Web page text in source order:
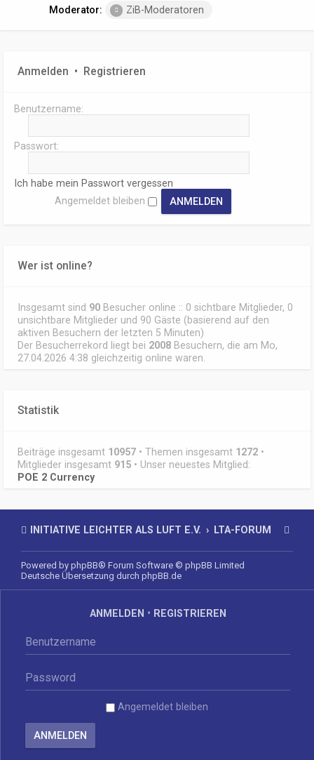
Moderator: ZiB-Moderatoren
Anmelden • Registrieren
Benutzername:
Passwort:
Ich habe mein Passwort vergessen
Angemeldet bleiben
Wer ist online?
Insgesamt sind 90 Besucher online :: 0 sichtbare Mitglieder, 0
unsichtbare Mitglieder und 90 Gäste (basierend auf den
aktiven Besuchern der letzten 5 Minuten)
Der Besucherrekord liegt bei 2008 Besuchern, die am Mo,
27.04.2026 4:38 gleichzeitig online waren.
Statistik
Beiträge insgesamt 10957 • Themen insgesamt 1272 •
Mitglieder insgesamt 915 • Unser neuestes Mitglied:
POE 2 Currency
INITIATIVE LEICHTER ALS LUFT E.V. LTA-FORUM
Powered by phpBB® Forum Software © phpBB Limited
Deutsche Übersetzung durch phpBB.de
ANMELDEN • REGISTRIEREN
Angemeldet bleiben